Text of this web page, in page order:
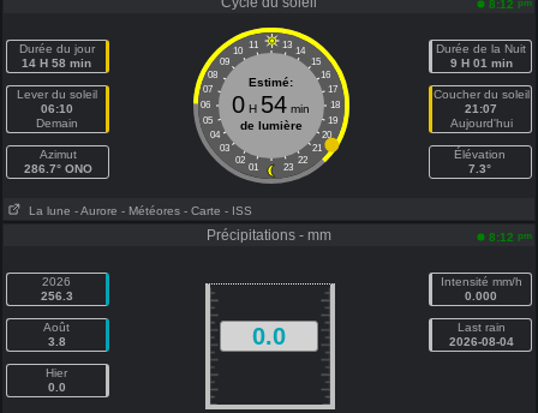
8:12 pm
Durée du jour
14 H 58 min
Lever du soleil
06:10
Demain
Azimut
286.7° ONO
11 13
10
14
09
15
08
16
07
17
06
18
05
19
04
20
03
21
02
22
01 23
Estimé:
0 H 54 min
de lumière
Durée de la Nuit
9 H 01 min
Coucher du soleil
21:07
Aujourd'hui
Élévation
7.3°
La lune - Aurore - Météores - Carte - ISS
Précipitations - mm 8:12 pm
2026
256.3
Août
3.8
Hier
0.0
0.0
Intensité mm/h
0.000
Last rain
2026-08-04